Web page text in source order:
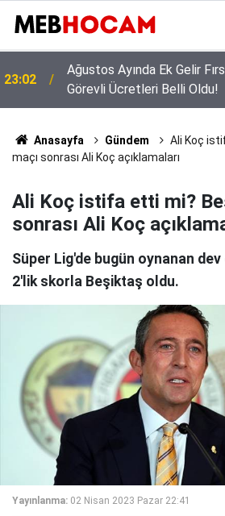
21:02
Türk Eğitim-Sen’den
Yetiştirme Süreci Açıklaması
Anasayfa Gündem
Ali Koç
maçı sonrası Ali Koç açıklamaları
Ali Koç istifa etti mi?
sonrası Ali Koç
Süper Lig'de bugün oynanan
2'lik skorla Beşiktaş oldu.
Yayınlanma: 02 Nisan 2023 Pazar 22:41